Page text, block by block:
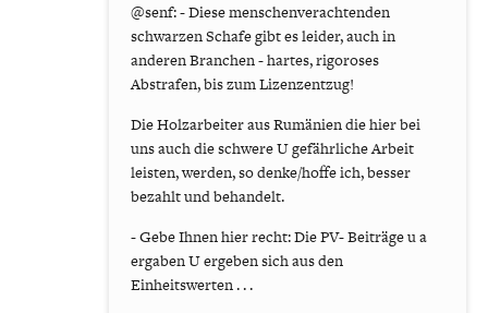
@senf: - Diese menschenverachtenden
schwarzen Schafe gibt es leider, auch in
anderen Branchen - hartes, rigoroses
Abstrafen, bis zum Lizenzentzug!
Die Holzarbeiter aus Rumänien die hier bei
uns auch die schwere U gefährliche Arbeit
leisten, werden, so denke/hoffe ich, besser
bezahlt und behandelt.
- Gebe Ihnen hier recht: Die PV- Beiträge u a
ergaben U ergeben sich aus den
Einheitswerten . . .